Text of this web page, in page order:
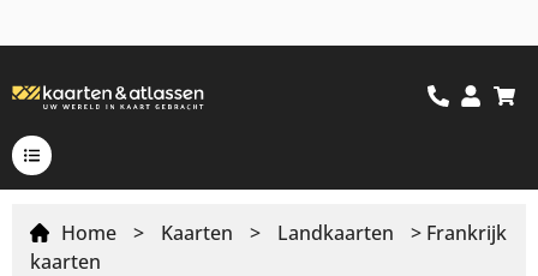
Home > Kaarten > Landkaarten
> Frankrijk
kaarten